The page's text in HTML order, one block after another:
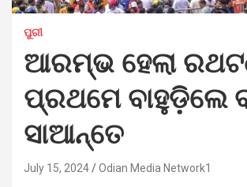
ପୁରୀ
ଆରମ୍ଭ ହେଲା
ପ୍ରଥମେ ବାହୁଡ଼ିଲେ
ସାଆନ୍ତେ
July 15, 2024 Odian Media Network1